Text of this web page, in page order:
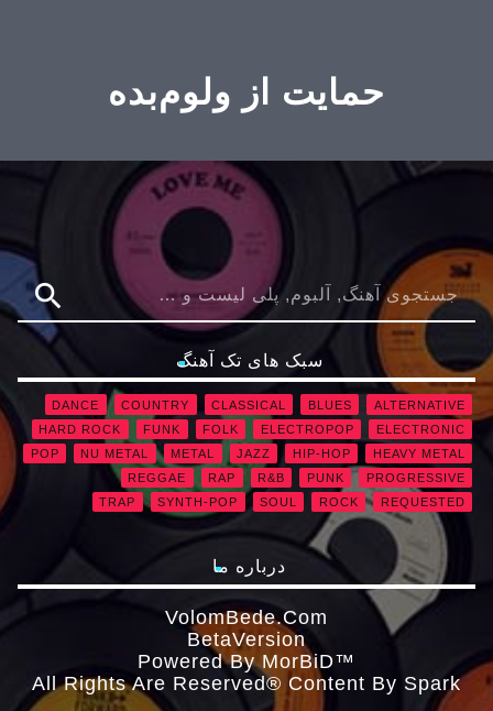
حمایت از ولوم‌بده
search
سبک های تک آهنگ
ALTERNATIVE
BLUES
CLASSICAL
COUNTRY
DANCE
ELECTRONIC
ELECTROPOP
FOLK
FUNK
HARD ROCK
HEAVY METAL
HIP-HOP
JAZZ
METAL
NU METAL
POP
PROGRESSIVE
PUNK
R&B
RAP
REGGAE
REQUESTED
ROCK
SOUL
SYNTH-POP
TRAP
درباره ما
VolomBede.com
ΒetaVersion
Powered By MorBiD™
All Rights Are Reserved® Content By Spark